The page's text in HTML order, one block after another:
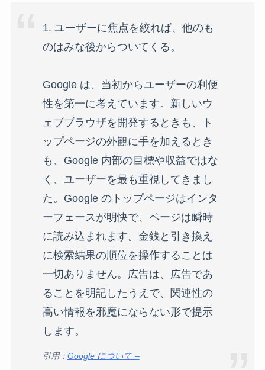
1. ユーザーに焦点を絞れば、他のも
のはみな後からついてくる。
Google は、当初からユーザーの利便
性を第一に考えています。新しいウ
ェブブラウザを開発するときも、ト
ップページの外観に手を加えるとき
も、Google 内部の目標や収益ではな
く、ユーザーを最も重視してきまし
た。Google のトップページはインタ
ーフェースが明快で、ページは瞬時
に読み込まれます。金銭と引き換え
に検索結果の順位を操作することは
一切ありません。広告は、広告であ
ることを明記したうえで、関連性の
高い情報を邪魔にならない形で提示
します。
引用： Google について –